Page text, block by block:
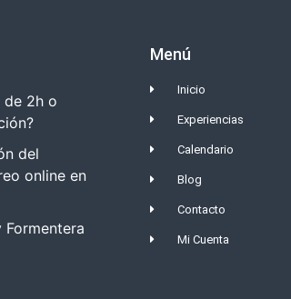
de 2h o
del
online en
Formentera
Menú
Inicio
Experiencias
Calendario
Blog
Contacto
Mi Cuenta